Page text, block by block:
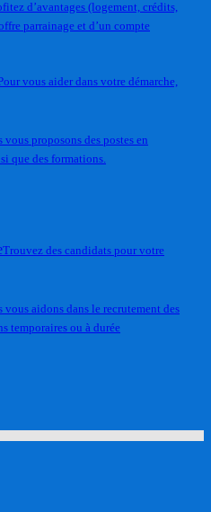
d’avantages (logement, crédits,
parrainage et d’un compte
vous aider dans votre démarche,
vous proposons des postes en
que des formations.
Trouvez des candidats pour votre
vous aidons dans le recrutement des
temporaires ou à durée